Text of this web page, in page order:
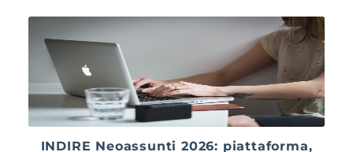
INDIRE Neoassunti 2026: piattaforma,